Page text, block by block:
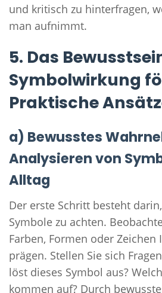
und kritisch zu hinterfragen,
man aufnimmt.
5. Das
Symbolwirkung
Praktische
a) Bewusstes
Analysieren von
Alltag
Der erste Schritt besteht
Symbole zu achten.
Farben, Formen oder Zeichen
prägen. Stellen Sie sich
löst dieses Symbol aus?
kommen auf? Durch